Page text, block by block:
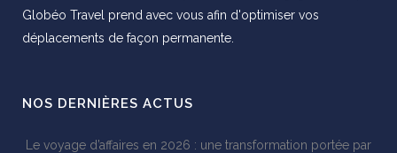
Globéo Travel prend avec vous afin d'optimiser vos
déplacements de façon permanente.
NOS DERNIÈRES ACTUS
Le voyage d’affaires en 2026 : une transformation portée par